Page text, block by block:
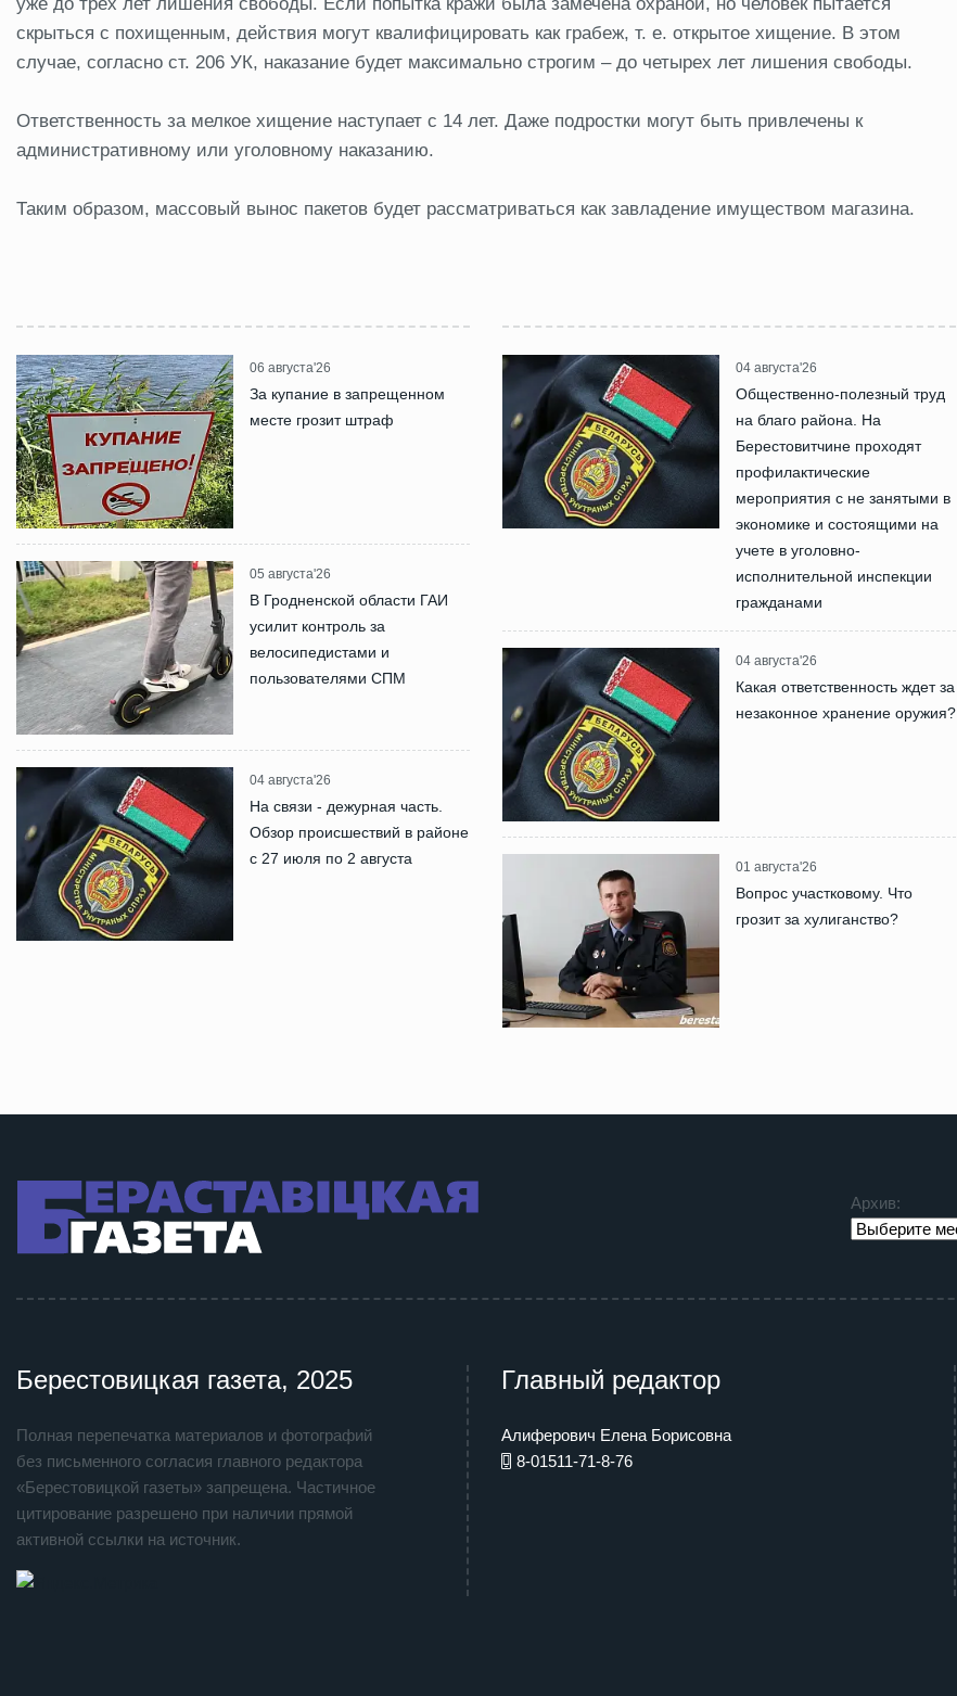
скрыться с похищенным, действия могут квалифицировать как грабеж, т. е. открытое хищение. В этом
случае, согласно ст. 206 УК, наказание будет максимально строгим – до четырех лет лишения свободы.
Ответственность за мелкое хищение наступает с 14 лет. Даже подростки могут быть привлечены к
административному или уголовному наказанию.
Таким образом, массовый вынос пакетов будет рассматриваться как завладение имуществом магазина.
06 августа'26
За купание в запрещенном
месте грозит штраф
05 августа'26
В Гродненской области ГАИ
усилит контроль за
велосипедистами и
пользователями СПМ
04 августа'26
На связи - дежурная часть.
Обзор происшествий в районе
с 27 июля по 2 августа
04 августа'26
Общественно-полезный труд
на благо района. На
Берестовитчине проходят
профилактические
мероприятия с не занятыми в
экономике и состоящими на
учете в уголовно-
исполнительной инспекции
гражданами
04 августа'26
Какая ответственность ждет за
незаконное хранение оружия?
01 августа'26
Вопрос участковому. Что
грозит за хулиганство?
Архив:
Берестовицкая газета, 2025
Полная перепечатка материалов и фотографий
без письменного согласия главного редактора
«Берестовицкой газеты» запрещена. Частичное
цитирование разрешено при наличии прямой
активной ссылки на источник.
Главный редактор
Алиферович Елена Борисовна
8-01511-71-8-76